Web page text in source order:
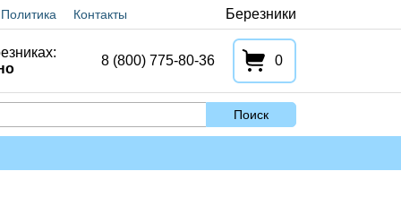
Политика Контакты Березники
8 (800) 775-80-36 0
Поиск